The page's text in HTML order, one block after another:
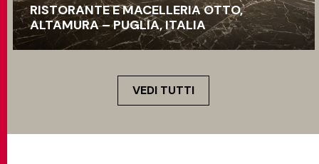
RISTORANTE E MACELLERIA OTTO,
ALTAMURA – PUGLIA, ITALIA
VEDI TUTTI